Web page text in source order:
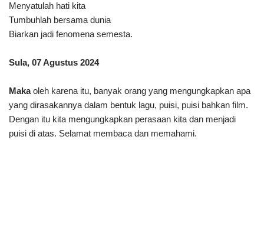
Menyatulah hati kita
Tumbuhlah bersama dunia
Biarkan jadi fenomena semesta.
Sula, 07 Agustus 2024
Makaoleh karena itu, banyak orang yang mengungkapkan apa
yang dirasakannya dalam bentuk lagu, puisi, puisi bahkan film.
Dengan itu kita mengungkapkan perasaan kita dan menjadi
puisi di atas. Selamat membaca dan memahami.